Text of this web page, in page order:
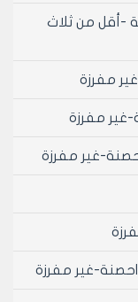
-أقل من ثلاث
غير مفرزة
غير مفرزة
غير مفرزة
غير مفرزة